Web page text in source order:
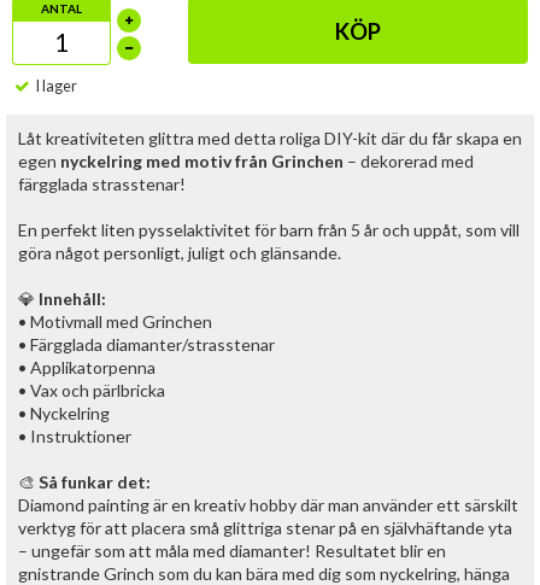
ANTAL
KÖP
I lager
Låt kreativiteten glittra med detta roliga DIY-kit där du får skapa en
egen nyckelring med motiv från Grinchen – dekorerad med
färgglada strasstenar!
En perfekt liten pysselaktivitet för barn från 5 år och uppåt, som vill
göra något personligt, juligt och glänsande.
💎 Innehåll:
• Motivmall med Grinchen
• Färgglada diamanter/strasstenar
• Applikatorpenna
• Vax och pärlbricka
• Nyckelring
• Instruktioner
🎨 Så funkar det:
Diamond painting är en kreativ hobby där man använder ett särskilt
verktyg för att placera små glittriga stenar på en självhäftande yta
– ungefär som att måla med diamanter! Resultatet blir en
gnistrande Grinch som du kan bära med dig som nyckelring, hänga